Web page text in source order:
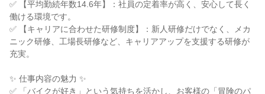
✅ 【平均勤続年数14.6年】：社員の定着率が高く、安心して長く
働ける環境です。
✅ 【キャリアに合わせた研修制度】：新人研修だけでなく、メカ
ニック研修、工場長研修など、キャリアアップを支援する研修が
充実。
✨ 仕事内容の魅力 ✨
✅ 「バイクが好き」という気持ちを活かし、お客様の「冒険のパ